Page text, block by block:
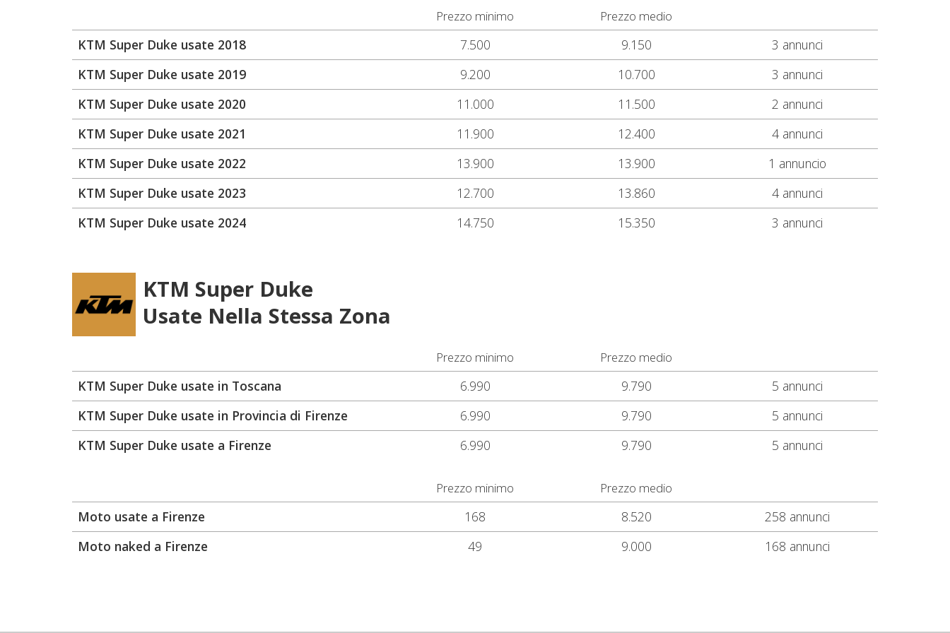
Prezzo minimo Prezzo medio
KTM Super Duke usate 2018 7.500 9.150
3 annunci
KTM Super Duke usate 2019
9.200 10.700
3 annunci
KTM Super Duke usate 2020
11.000 11.500
2 annunci
KTM Super Duke usate 2021
11.900 12.400
4 annunci
KTM Super Duke usate 2022
13.900 13.900
1 annuncio
KTM Super Duke usate 2023
12.700 13.860
4 annunci
KTM Super Duke usate 2024
14.750 15.350 3 annunci
KTM Super Duke
Usate Nella Stessa Zona
Prezzo minimo Prezzo medio
KTM Super Duke usate in Toscana 6.990 9.790
5 annunci
KTM Super Duke usate in Provincia di Firenze
6.990 9.790
5 annunci
KTM Super Duke usate a Firenze
6.990 9.790 5 annunci
Prezzo minimo Prezzo medio
Moto usate a Firenze 168 8.520
258 annunci
Moto naked a Firenze
49 9.000 168 annunci